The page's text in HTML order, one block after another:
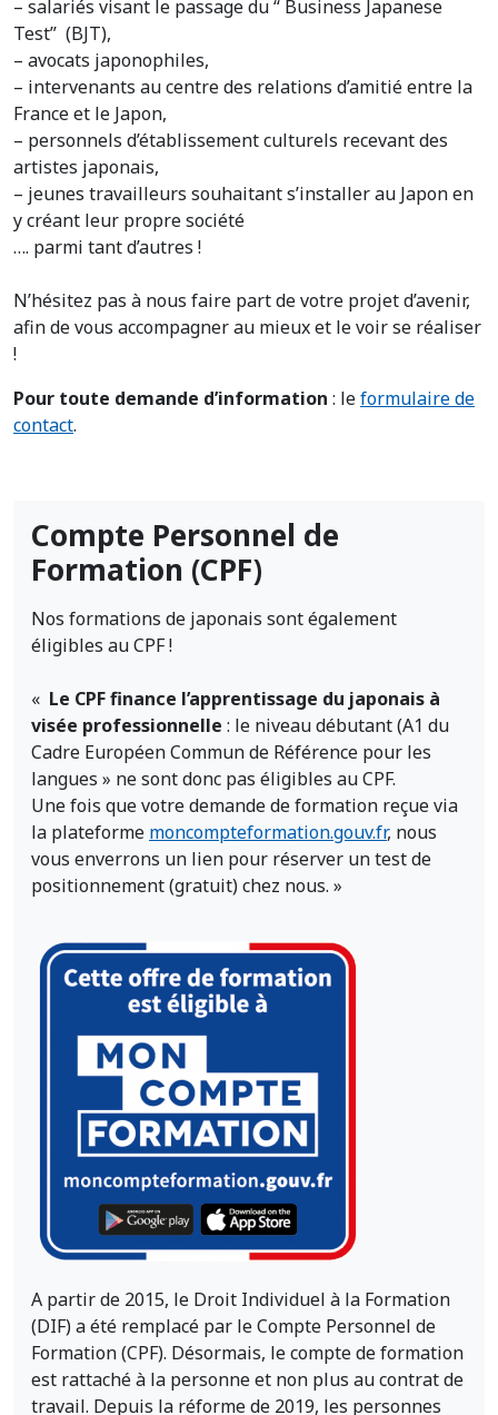
– salariés visant le passage du “ Business Japanese
Test” (BJT),
– avocats japonophiles,
– intervenants au centre des relations d’amitié entre la
France et le Japon,
– personnels d’établissement culturels recevant des
artistes japonais,
– jeunes travailleurs souhaitant s’installer au Japon en
y créant leur propre société
…. parmi tant d’autres !
N’hésitez pas à nous faire part de votre projet d’avenir,
afin de vous accompagner au mieux et le voir se réaliser
!
Pour toute demande d’information : leformulaire de
contact.
Compte Personnel de
Formation (CPF)
Nos formations de japonais sont également
éligibles au CPF !
« Le CPF finance l’apprentissage du japonais à
visée professionnelle : le niveau débutant (A1 du
Cadre Européen Commun de Référence pour les
langues » ne sont donc pas éligibles au CPF.
Une fois que votre demande de formation reçue via
la plateforme moncompteformation.gouv.fr, nous
vous enverrons un lien pour réserver un test de
positionnement (gratuit) chez nous. »
A partir de 2015, le Droit Individuel à la Formation
(DIF) a été remplacé par le Compte Personnel de
Formation (CPF). Désormais, le compte de formation
est rattaché à la personne et non plus au contrat de
travail. Depuis la réforme de 2019, les personnes